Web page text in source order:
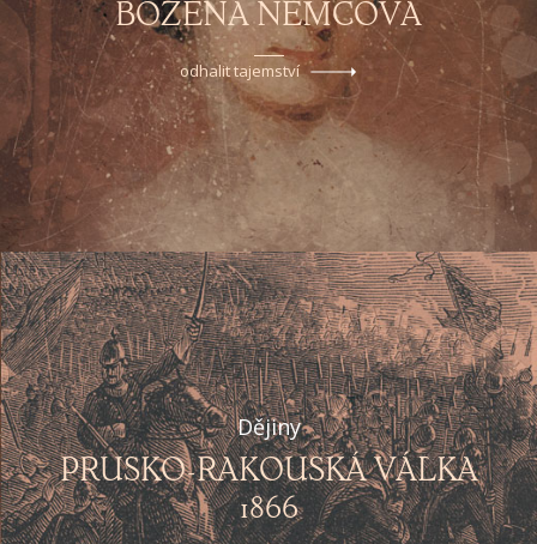
BOŽENA NĚMCOVÁ
odhalit tajemství
Dějiny
PRUSKO-RAKOUSKÁ VÁLKA
1866